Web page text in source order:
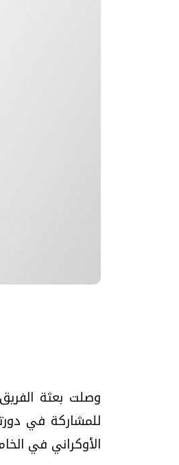
وصلت بعثة الفريق
للمشاركة في
الأوكراني في
تحقيقات